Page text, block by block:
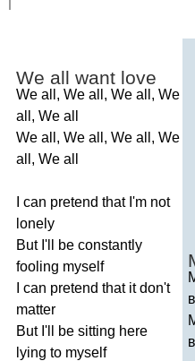
We all want love
We all , We all , We all , We
all , We all
We all , We all , We all , We
all , We all
can pretend that I'm not
lonely
But I'll be constantly
fooling myself
can pretend that it don't
matter
But I'll be sitting here
lying to myself